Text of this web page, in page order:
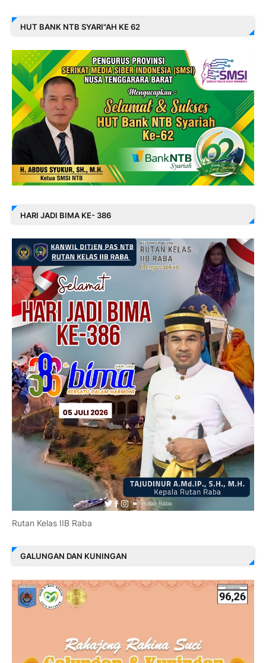
HUT BANK NTB SYARI"AH KE 62
HARI JADI BIMA KE- 386
Rutan Kelas IIB Raba
GALUNGAN DAN KUNINGAN